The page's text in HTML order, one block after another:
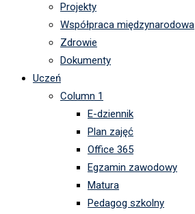
Projekty
Współpraca międzynarodowa
Zdrowie
Dokumenty
Uczeń
Column 1
E-dziennik
Plan zajęć
Office 365
Egzamin zawodowy
Matura
Pedagog szkolny